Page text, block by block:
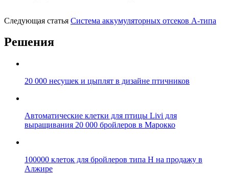
Следующая статья Система аккумуляторных отсеков A-типа
Решения
20 000 несушек и цыплят в дизайне птичников
Автоматические клетки для птицы Livi для
выращивания 20 000 бройлеров в Марокко
100000 клеток для бройлеров типа H на продажу в
Алжире